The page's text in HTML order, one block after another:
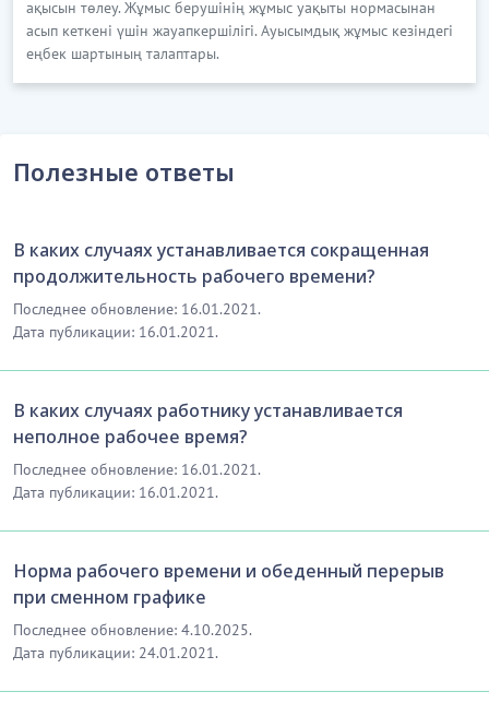
ақысын төлеу. Жұмыс берушінің жұмыс уақыты нормасынан
асып кеткені үшін жауапкершілігі. Ауысымдық жұмыс кезіндегі
еңбек шартының талаптары.
Полезные ответы
В каких случаях устанавливается сокращенная
продолжительность рабочего времени?
Последнее обновление: 16.01.2021.
Дата публикации: 16.01.2021.
В каких случаях работнику устанавливается
неполное рабочее время?
Последнее обновление: 16.01.2021.
Дата публикации: 16.01.2021.
Норма рабочего времени и обеденный перерыв
при сменном графике
Последнее обновление: 4.10.2025.
Дата публикации: 24.01.2021.